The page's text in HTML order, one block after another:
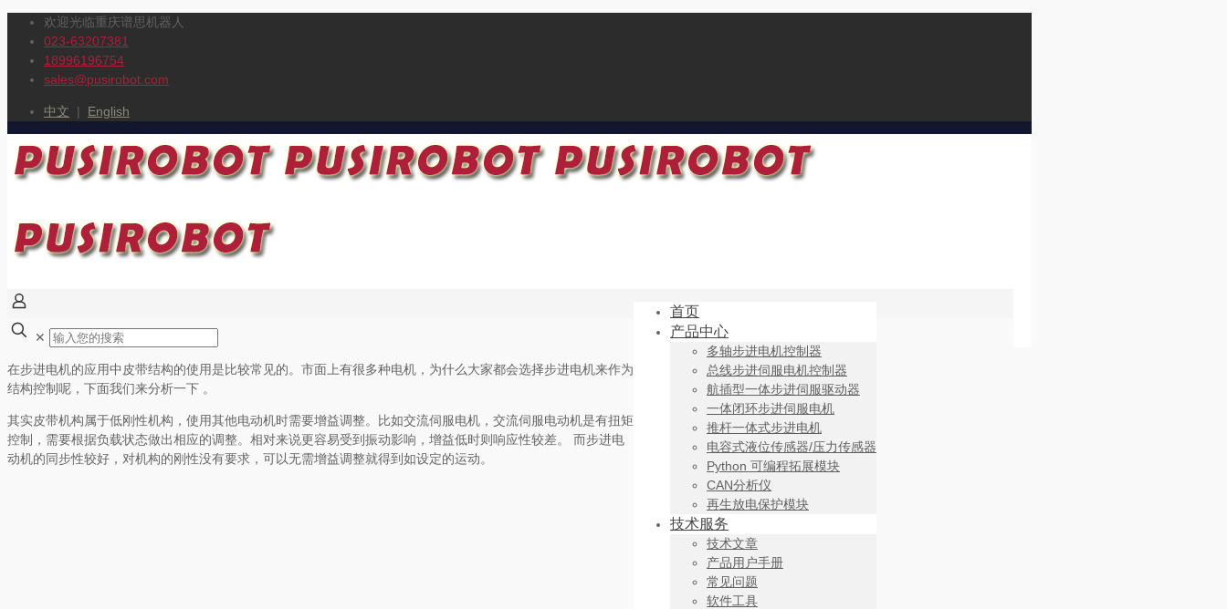
欢迎光临重庆谱思机器人
023-63207381
18996196754
sales@pusirobot.com
中文 | English
首页
产品中心
多轴步进电机控制器
总线步进伺服电机控制器
航插型一体步进伺服驱动器
一体闭环步进伺服电机
推杆一体式步进电机
电容式液位传感器/压力传感器
Python 可编程拓展模块
CAN分析仪
再生放电保护模块
技术服务
技术文章
产品用户手册
常见问题
软件工具
✕
在步进电机的应用中皮带结构的使用是比较常见的。市面上有很多种电机，为什么大家都会选择步进电机来作为
结构控制呢，下面我们来分析一下 。
其实皮带机构属于低刚性机构，使用其他电动机时需要增益调整。比如交流伺服电机，交流伺服电动机是有扭矩
控制，需要根据负载状态做出相应的调整。相对来说更容易受到振动影响，增益低时则响应性较差。 而步进电
动机的同步性较好，对机构的刚性没有要求，可以无需增益调整就得到如设定的运动。